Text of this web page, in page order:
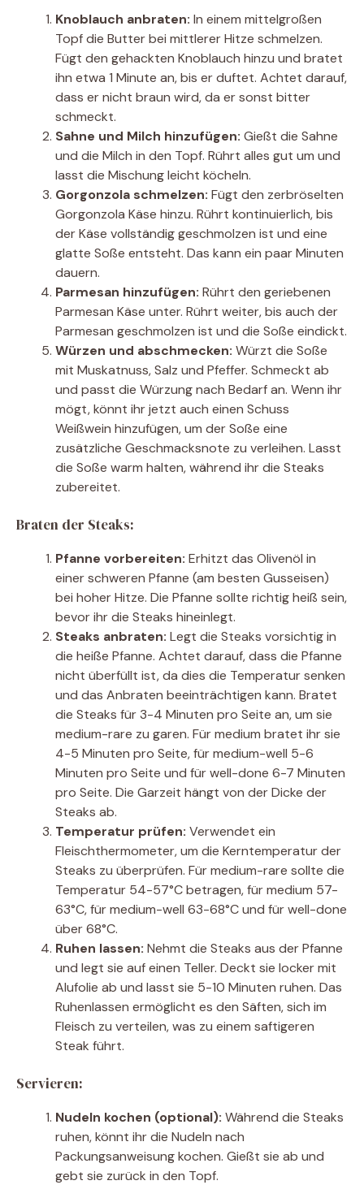
Knoblauch anbraten: In einem mittelgroßen
Topf die Butter bei mittlerer Hitze schmelzen.
Fügt den gehackten Knoblauch hinzu und bratet
ihn etwa 1 Minute an, bis er duftet. Achtet darauf,
dass er nicht braun wird, da er sonst bitter
schmeckt.
Sahne und Milch hinzufügen: Gießt die Sahne
und die Milch in den Topf. Rührt alles gut um und
lasst die Mischung leicht köcheln.
Gorgonzola schmelzen: Fügt den zerbröselten
Gorgonzola Käse hinzu. Rührt kontinuierlich, bis
der Käse vollständig geschmolzen ist und eine
glatte Soße entsteht. Das kann ein paar Minuten
dauern.
Parmesan hinzufügen: Rührt den geriebenen
Parmesan Käse unter. Rührt weiter, bis auch der
Parmesan geschmolzen ist und die Soße eindickt.
Würzen und abschmecken: Würzt die Soße
mit Muskatnuss, Salz und Pfeffer. Schmeckt ab
und passt die Würzung nach Bedarf an. Wenn ihr
mögt, könnt ihr jetzt auch einen Schuss
Weißwein hinzufügen, um der Soße eine
zusätzliche Geschmacksnote zu verleihen. Lasst
die Soße warm halten, während ihr die Steaks
zubereitet.
Braten der Steaks:
Pfanne vorbereiten: Erhitzt das Olivenöl in
einer schweren Pfanne (am besten Gusseisen)
bei hoher Hitze. Die Pfanne sollte richtig heiß sein,
bevor ihr die Steaks hineinlegt.
Steaks anbraten: Legt die Steaks vorsichtig in
die heiße Pfanne. Achtet darauf, dass die Pfanne
nicht überfüllt ist, da dies die Temperatur senken
und das Anbraten beeinträchtigen kann. Bratet
die Steaks für 3-4 Minuten pro Seite an, um sie
medium-rare zu garen. Für medium bratet ihr sie
4-5 Minuten pro Seite, für medium-well 5-6
Minuten pro Seite und für well-done 6-7 Minuten
pro Seite. Die Garzeit hängt von der Dicke der
Steaks ab.
Temperatur prüfen: Verwendet ein
Fleischthermometer, um die Kerntemperatur der
Steaks zu überprüfen. Für medium-rare sollte die
Temperatur 54-57°C betragen, für medium 57-
63°C, für medium-well 63-68°C und für well-done
über 68°C.
Ruhen lassen: Nehmt die Steaks aus der Pfanne
und legt sie auf einen Teller. Deckt sie locker mit
Alufolie ab und lasst sie 5-10 Minuten ruhen. Das
Ruhenlassen ermöglicht es den Säften, sich im
Fleisch zu verteilen, was zu einem saftigeren
Steak führt.
Servieren:
Nudeln kochen (optional): Während die Steaks
ruhen, könnt ihr die Nudeln nach
Packungsanweisung kochen. Gießt sie ab und
gebt sie zurück in den Topf.